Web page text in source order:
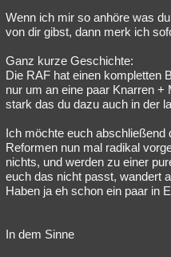
Wenn ich mir so anhöre was
von dir gibst, dann merk ich
Ganz kurze Geschichte:
Die RAF hat einen kompletten
nur um an eine paar Knarren
stark das du dazu auch in der
Ich möchte euch abschließend
Reformen nun mal radikal
nichts, und werden zu einer
euch das nicht passt, wandert
Haben ja eh schon ein paar in
In dem Sinne